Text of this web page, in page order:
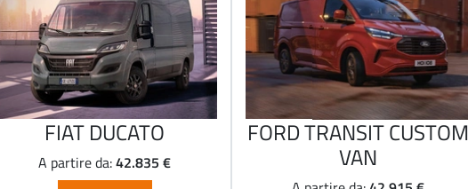
FIAT DUCATO
A partire da:42.835 €
FORD TRANSIT CUSTOM
VAN